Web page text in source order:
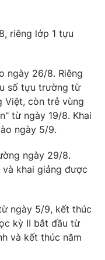
riêng lớp 1 tựu
ngày 26/8. Riêng
số tựu trường từ
Việt, còn trẻ vùng
từ ngày 19/8. Khai
ngày 5/9.
ngày 29/8.
khai giảng được
ngày 5/9, kết thúc
kỳ II bắt đầu từ
và kết thúc năm